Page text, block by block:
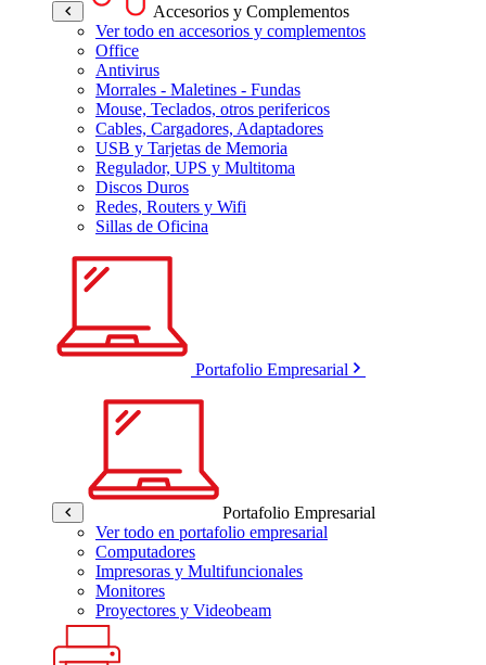
Accesorios y Complementos
Ver todo en accesorios y complementos
Office
Antivirus
Morrales - Maletines - Fundas
Mouse, Teclados, otros perifericos
Cables, Cargadores, Adaptadores
USB y Tarjetas de Memoria
Regulador, UPS y Multitoma
Discos Duros
Redes, Routers y Wifi
Sillas de Oficina
Portafolio Empresarial
Portafolio Empresarial
Ver todo en portafolio empresarial
Computadores
Impresoras y Multifuncionales
Monitores
Proyectores y Videobeam